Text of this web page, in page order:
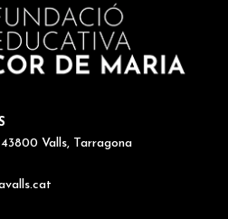
Valls, Tarragona